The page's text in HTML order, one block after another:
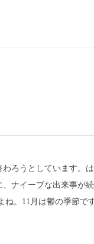
ろうとしています。
ナイーブな出来事が
ね。11月は鬱の季節で